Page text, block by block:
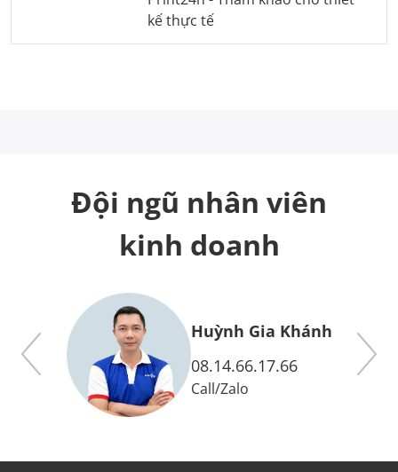
kế thực tế
Đội ngũ nhân viên
kinh doanh
Huỳnh Gia Khánh
08.14.66.17.66
Call/Zalo